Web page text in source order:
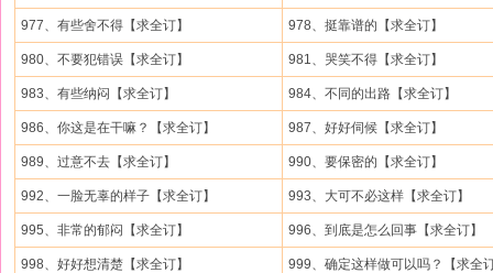
977、有些舍不得【求全订】 978、挺靠谱的【求全订】
980、不要犯错误【求全订】 981、哭笑不得【求全订】
983、有些纳闷【求全订】 984、不同的出路【求全订】
986、你这是在干嘛？【求全订】 987、好好伺候【求全订】
989、过意不去【求全订】 990、要保密的【求全订】
992、一脸无辜的样子【求全订】 993、大可不必这样【求全订】
995、非常的郁闷【求全订】 996、到底是怎么回事【求全订】
998、好好想清楚【求全订】 999、确定这样做可以吗？【求全